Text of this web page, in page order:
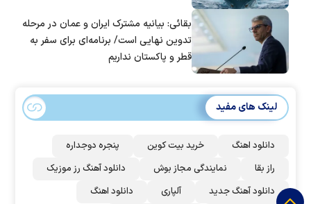
بقائی: بیانیه مشترک ایران و عمان در مرحله
تدوین نهایی است/ برنامه‌ای برای سفر به
قطر و پاکستان نداریم
لینک های مفید
دانلود اهنگ خرید بیت کوین
پنجره دوجداره
راز بقا
نمایندگی مجاز بوش
دانلود آهنگ رز‌ موزیک
دانلود آهنگ جدید
آلپاری دانلود اهنگ